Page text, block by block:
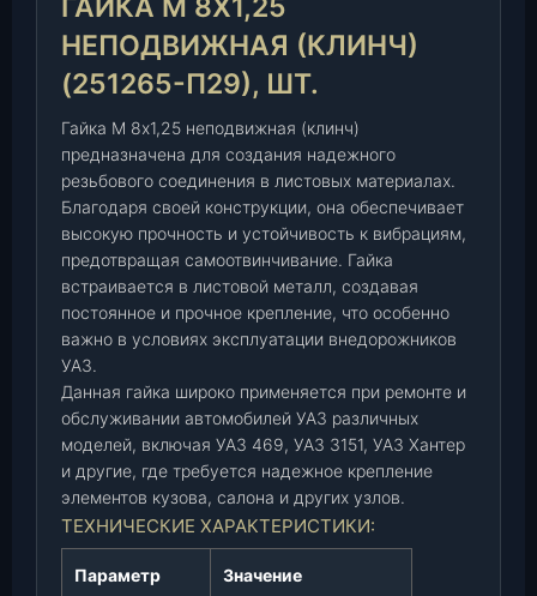
2
н
е
п
о
д
в
и
ж
н
а
я
(
к
л
и
н
ч
ГАЙКА М 8Х1,25
НЕПОДВИЖНАЯ (КЛИНЧ)
(251265-П29), ШТ.
Гайка М 8х1,25 неподвижная (клинч)
предназначена для создания надежного
резьбового соединения в листовых материалах.
Благодаря своей конструкции, она обеспечивает
высокую прочность и устойчивость к вибрациям,
предотвращая самоотвинчивание. Гайка
встраивается в листовой металл, создавая
постоянное и прочное крепление, что особенно
важно в условиях эксплуатации внедорожников
УАЗ.
Данная гайка широко применяется при ремонте и
обслуживании автомобилей УАЗ различных
моделей, включая УАЗ 469, УАЗ 3151, УАЗ Хантер
и другие, где требуется надежное крепление
элементов кузова, салона и других узлов.
ТЕХНИЧЕСКИЕ ХАРАКТЕРИСТИКИ:
Параметр Значение